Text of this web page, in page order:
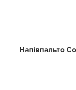
Напівпальто